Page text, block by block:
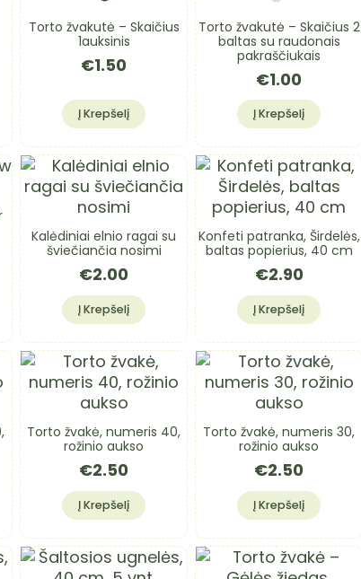
Torto žvakutė – Skaičius
1auksinis
€1.50
Į Krepšelį
Torto žvakutė – Skaičius 2
baltas su raudonais
pakraščiukais
€1.00
Į Krepšelį
Kalėdiniai elnio ragai su
šviečiančia nosimi
€2.00
Į Krepšelį
Konfeti patranka, Širdelės,
baltas popierius, 40 cm
€2.90
Į Krepšelį
Torto žvakė, numeris 40,
rožinio aukso
€2.50
Į Krepšelį
Torto žvakė, numeris 30,
rožinio aukso
€2.50
Į Krepšelį